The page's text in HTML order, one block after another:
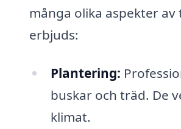
många olika aspekter
erbjuds:
Plantering:
buskar och träd. De
klimat.